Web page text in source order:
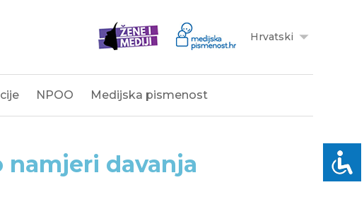
Hrvatski
NPOO Medijska pismenost
namjeri davanja